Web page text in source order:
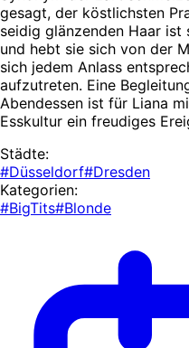
gesagt, der köstlichsten
seidig glänzenden Haar ist
und hebt sie sich von der
sich jedem Anlass
aufzutreten. Eine
Abendessen ist für Liana
Esskultur ein freudiges
Städte:
#Düsseldorf#Dresden
Kategorien:
#BigTits#Blonde